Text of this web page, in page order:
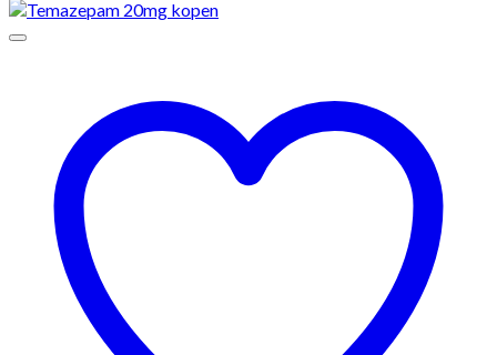
€177.00